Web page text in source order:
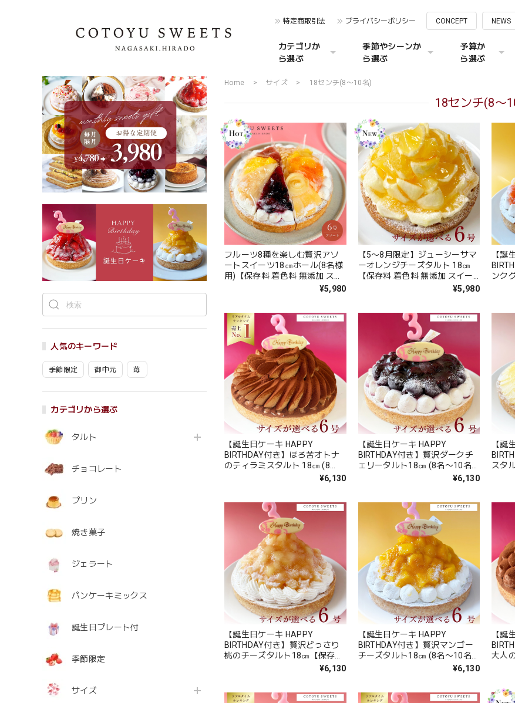
特定商取引法 プライバシーポリシー CONCEPT NEWS
カテゴリか
ら選ぶ
季節やシーンか
ら選ぶ
予算か
ら選ぶ
人気のキーワード
季節限定 御中元 苺
カテゴリから選ぶ
タルト
チョコレート
プリン
焼き菓子
ジェラート
パンケーキミックス
誕生日プレート付
季節限定
サイズ
Home サイズ 18センチ(8〜10名)
18センチ(8〜
フルーツ8種を楽しむ贅沢アソ
ートスイーツ18㎝ホール(8名様
用)【保存料 着色料 無添加 スイ
ーツ お取り寄せ お中元 御中元
¥5,980
【5〜8月限定】ジューシーサマ
ーオレンジチーズタルト 18㎝
【保存料 着色料 無添加 スイー
ツ お取り寄せ お中元 御中元 夏
¥5,980
【誕
ンク
ルト
加
【誕生日ケーキ HAPPY
BIRTHDAY付き】ほろ苦オトナ
のティラミスタルト 18㎝ (8
名〜10名様用)【保存料 着色料
¥6,130
【誕生日ケーキ HAPPY
BIRTHDAY付き】贅沢ダークチ
ェリータルト18㎝ (8名〜10名
様用)【保存料 着色料 無添加 ス
¥6,130
【誕
スタ
【保
【誕生日ケーキ HAPPY
BIRTHDAY付き】贅沢どっさり
桃のチーズタルト18㎝【保存料
着色料 無添加 スイーツ お取り
¥6,130
【誕生日ケーキ HAPPY
BIRTHDAY付き】贅沢マンゴー
チーズタルト18㎝ (8名〜10名
様用)【保存料 着色料 無添加 ス
¥6,130
【誕
大人
(8名
料
お中
料】